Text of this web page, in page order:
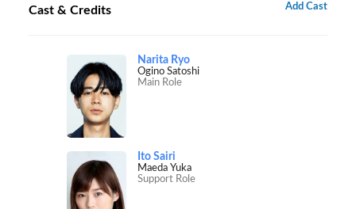
Cast & Credits Add Cast
Narita Ryo
Ogino Satoshi
Main Role
Ito Sairi
Maeda Yuka
Support Role